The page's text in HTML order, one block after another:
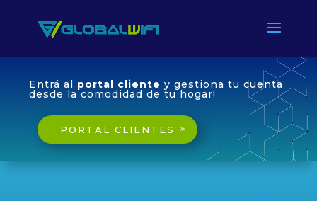
Entrá al portal cliente y gestiona tu cuenta
desde la comodidad de tu hogar!
PORTAL CLIENTES